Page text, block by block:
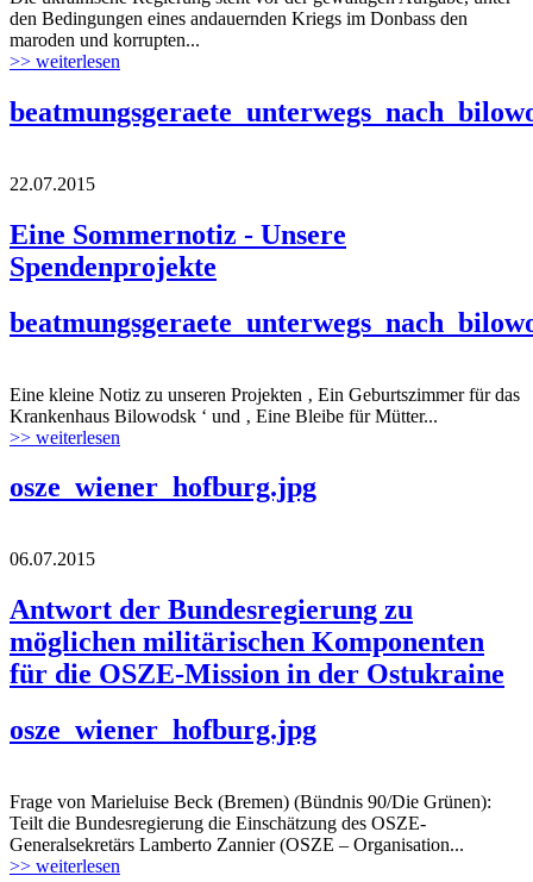
den Bedingungen eines andauernden Kriegs im Donbass den
maroden und korrupten...
>> weiterlesen
22.07.2015
Eine Sommernotiz - Unsere
Spendenprojekte
Eine kleine Notiz zu unseren Projekten ‚ Ein Geburtszimmer für das
Krankenhaus Bilowodsk ‘ und ‚ Eine Bleibe für Mütter...
>> weiterlesen
osze_wiener_hofburg.jpg
06.07.2015
Antwort der Bundesregierung zu
möglichen militärischen Komponenten
für die OSZE-Mission in der Ostukraine
osze_wiener_hofburg.jpg
Frage von Marieluise Beck (Bremen) (Bündnis 90/Die Grünen):
Teilt die Bundesregierung die Einschätzung des OSZE-
Generalsekretärs Lamberto Zannier (OSZE – Organisation...
>> weiterlesen